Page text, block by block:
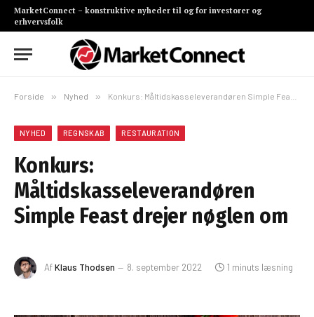
MarketConnect – konstruktive nyheder til og for investorer og
erhvervsfolk
Forside » Nyhed » Konkurs: Måltidskasseleverandøren Simple Feast drejer nøglen om
NYHED REGNSKAB RESTAURATION
Konkurs:
Måltidskasseleverandøren
Simple Feast drejer nøglen om
AfKlaus Thodsen 8. september 2022 1 minuts læsning